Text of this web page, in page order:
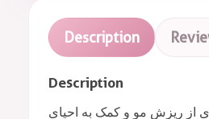
Description
Description
از ریزش مو و کمک به احیای